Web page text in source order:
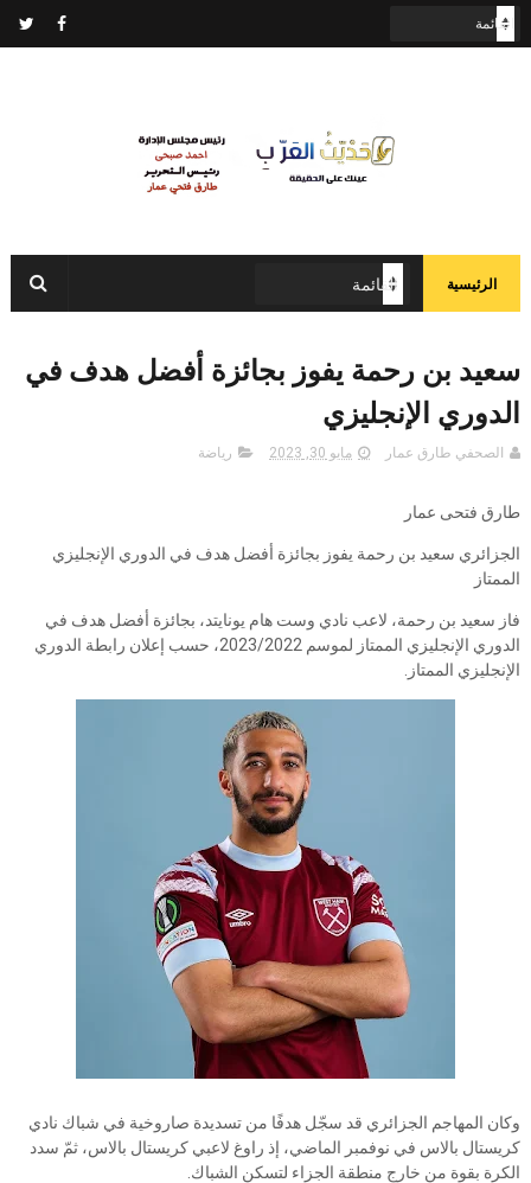
الرئيسية
سعيد بن رحمة يفوز بجائزة أفضل هدف في
الدوري الإنجليزي
الصحفي طارق عمار مايو 30, 2023 رياضة
طارق فتحى عمار
الجزائري سعيد بن رحمة يفوز بجائزة أفضل هدف في الدوري الإنجليزي
الممتاز
فاز سعيد بن رحمة، لاعب نادي وست هام يونايتد، بجائزة أفضل هدف في
الدوري الإنجليزي الممتاز لموسم 2023/2022، حسب إعلان رابطة الدوري
الإنجليزي الممتاز.
وكان المهاجم الجزائري قد سجّل هدفًا من تسديدة صاروخية في شباك نادي
كريستال بالاس في نوفمبر الماضي، إذ راوغ لاعبي كريستال بالاس، ثمّ سدد
الكرة بقوة من خارج منطقة الجزاء لتسكن الشباك.